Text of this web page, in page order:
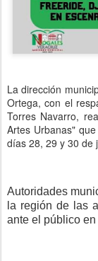
La dirección
Ortega, con el
Torres Navarro,
Artes Urbanas"
días 28, 29 y 30 de
Autoridades
la región de las
ante el público en